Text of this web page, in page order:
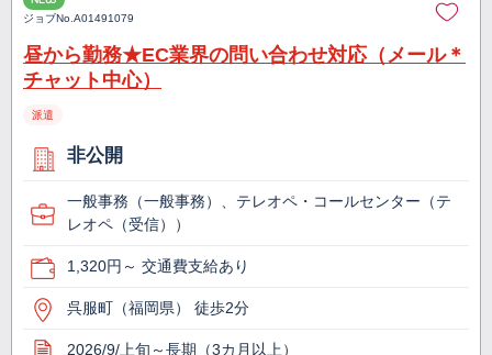
ジョブNo.A01491079
昼から勤務★EC業界の問い合わせ対応（メール＊
チャット中心）
派遣
非公開
一般事務（一般事務）、テレオペ・コールセンター（テ
レオペ（受信））
1,320円～ 交通費支給あり
呉服町（福岡県） 徒歩2分
2026/9/上旬～長期（3カ月以上）